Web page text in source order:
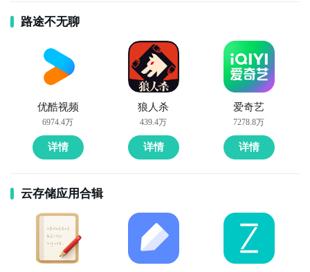
路途不无聊
优酷视频
6974.4万
详情
狼人杀
439.4万
详情
爱奇艺
7278.8万
详情
云存储应用合辑